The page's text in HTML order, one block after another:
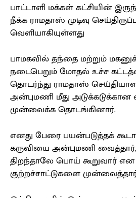
பாட்டாளி மக்கள் கட்சியின்
நீக்க ராமதாஸ் முடிவு
வெளியாகியுள்ளது
பாமகவில் தந்தை மற்றும்
நடைபெறும் மோதல் உச்ச
தொடர்ந்து ராமதாஸ்
அன்புமணி மீது
முன்வைக்க தொடங்கினார்.
எனது பேரை பயன்படுத்தக்
கருவியை அன்புமணி
திறந்தாலே பொய் கூறுவார் என
குற்றச்சாட்டுகளை